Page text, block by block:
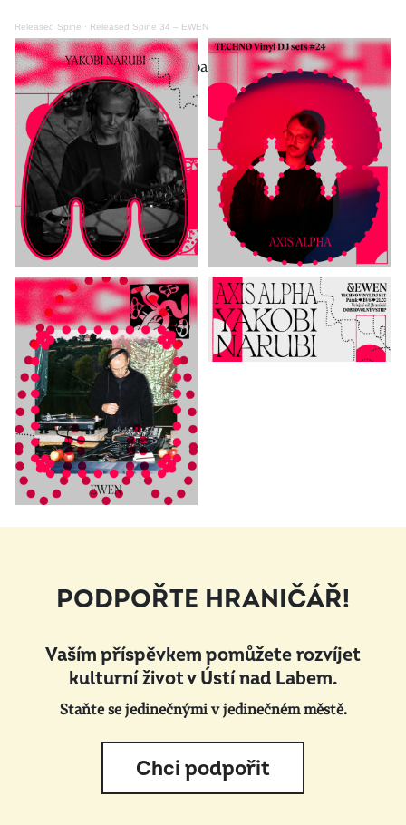
Released Spine · Released Spine 34 – EWEN
grafický design: Adéla Bierbaumer
PODPOŘTE HRANIČÁŘ!
Vaším příspěvkem pomůžete rozvíjet
kulturní život v Ústí nad Labem.
Staňte se jedinečnými v jedinečném městě.
Chci podpořit